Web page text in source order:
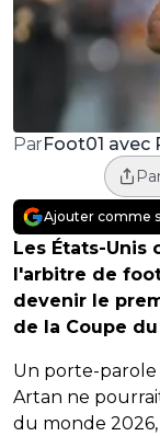
ParFoot01 avec
Ajouter comme
Les États-
l'arbitre de
devenir le
de la Coupe
Un porte-parole
Artan ne
du monde